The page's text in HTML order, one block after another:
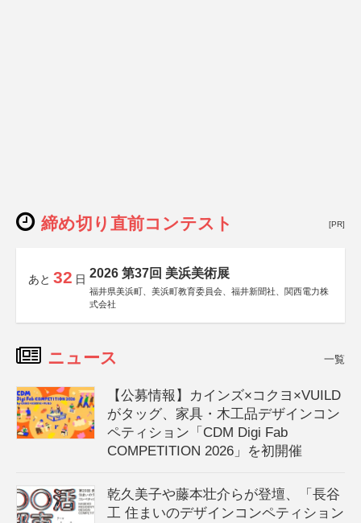
締め切り直前コンテスト [PR]
あと 32 日 2026 第37回 美浜美術展
福井県美浜町、美浜町教育委員会、福井新聞社、関西電力株
式会社
ニュース 一覧
【公募情報】カインズ×コクヨ×VUILD
がタッグ、家具・木工品デザインコン
ペティション「CDM Digi Fab
COMPETITION 2026」を初開催
乾久美子や藤本壮介らが登壇、「長谷
工 住まいのデザインコンペティション